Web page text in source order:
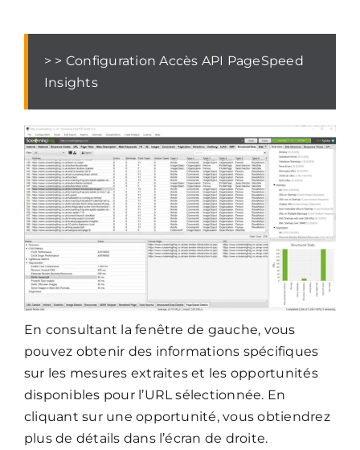
> > Configuration Accès API PageSpeed
Insights
En consultant la fenêtre de gauche, vous
pouvez obtenir des informations spécifiques
sur les mesures extraites et les opportunités
disponibles pour l’URL sélectionnée. En
cliquant sur une opportunité, vous obtiendrez
plus de détails dans l’écran de droite.